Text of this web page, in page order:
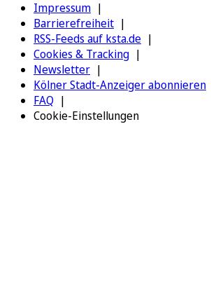
Impressum
Barrierefreiheit
RSS-Feeds auf ksta.de
Cookies & Tracking
Newsletter
Kölner Stadt-Anzeiger abonnieren
FAQ
Cookie-Einstellungen